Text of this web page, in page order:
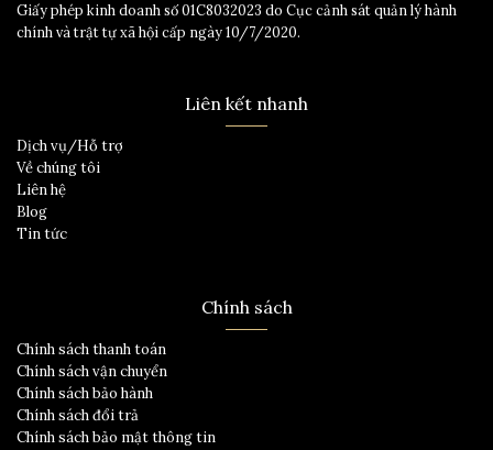
Giấy phép kinh doanh số 01C8032023 do Cục cảnh sát quản lý hành
chính và trật tự xã hội cấp ngày 10/7/2020.
Liên kết nhanh
Dịch vụ/Hỗ trợ
Về chúng tôi
Liên hệ
Blog
Tin tức
Chính sách
Chính sách thanh toán
Chính sách vận chuyển
Chính sách bảo hành
Chính sách đổi trả
Chính sách bảo mật thông tin